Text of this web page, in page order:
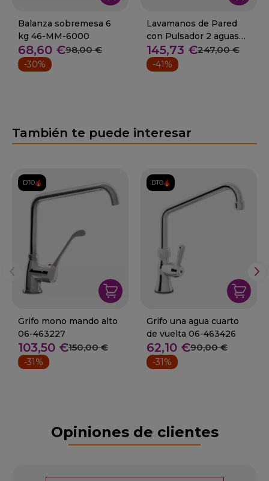
Balanza sobremesa 6
kg 46-MM-6000
68,60 €98,00 €
-30%
Lavamanos de Pared
con Pulsador 2 aguas
85-LM-43
145,73 €247,00 €
-41%
También te puede interesar
DTO.
Grifo mono mando alto
06-463227
103,50 €150,00 €
-31%
DTO.
Grifo una agua cuarto
de vuelta 06-463426
62,10 €90,00 €
-31%
Opiniones de clientes